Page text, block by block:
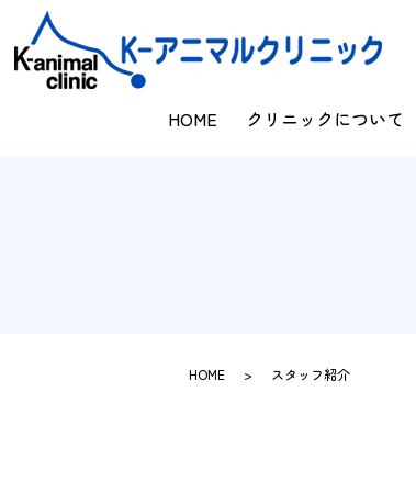
HOME
クリニックについて
HOME スタッフ紹介